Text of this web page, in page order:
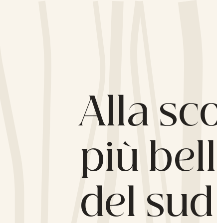
Alla
più
del